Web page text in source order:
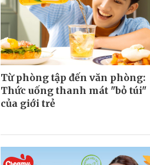
Từ phòng tập đến văn phòng:
Thức uống thanh mát "bỏ túi"
của giới trẻ